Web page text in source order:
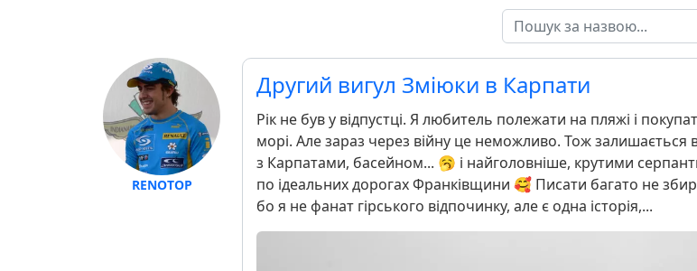
RENOTOP
Другий вигул Зміюки в Карпати
Рік не був у відпустці. Я любитель полежати на пляжі і
морі. Але зараз через війну це неможливо. Тож залишається
з Карпатами, басейном... 🥱 і найголовніше, крутими
по ідеальних дорогах Франківщини 🥰 Писати багато не
бо я не фанат гірського відпочинку, але є одна історія,...